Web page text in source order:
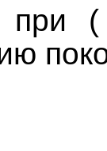
при